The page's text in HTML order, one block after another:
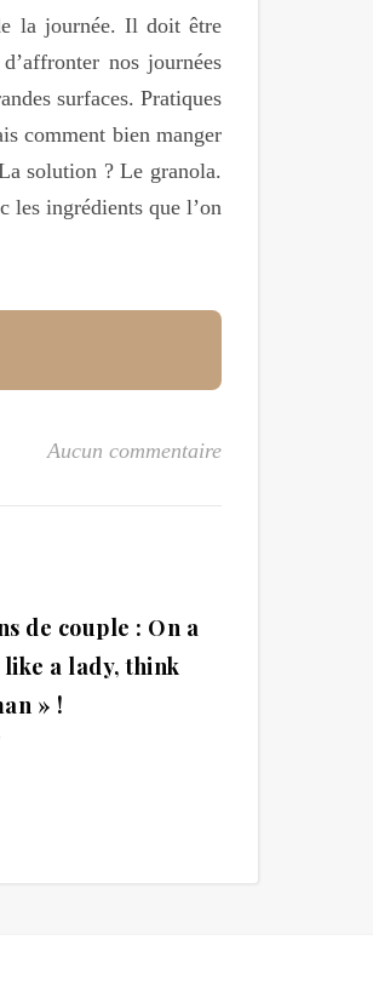
la journée. Il doit être
nos journées
surfaces. Pratiques
comment bien manger
solution ? Le granola.
les ingrédients que l’on
Aucun commentaire
de couple : On a
a lady, think
» !